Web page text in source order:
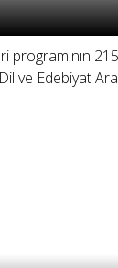
programının
ve Edebiyat